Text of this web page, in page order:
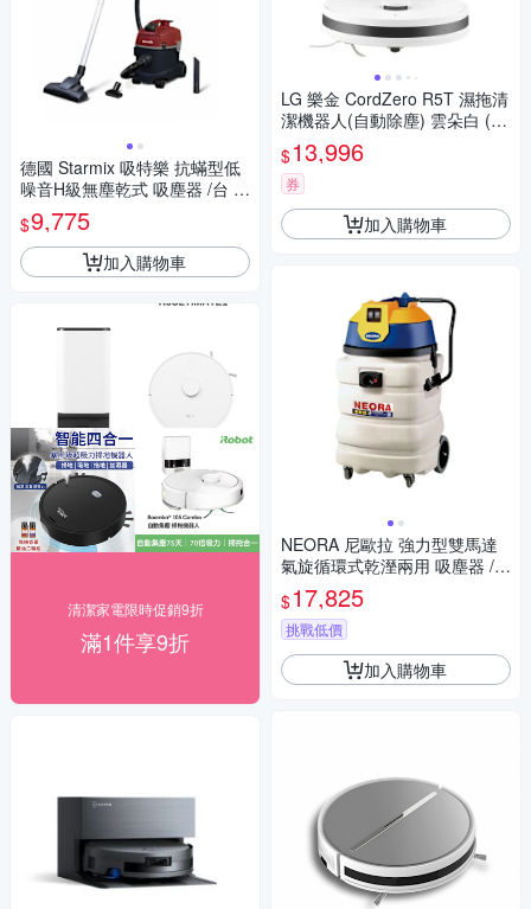
德國 Starmix 吸特樂 抗蟎型低
噪音H級無塵乾式 吸塵器 /台 T
SC-1214 HEPA
$9,775
加入購物車
清潔家電限時促銷9折
滿1件享9折
LG 樂金 CordZero R5T 濕拖清
潔機器人(自動除塵) 雲朵白 ( R
5-ULTIMATE1)
$13,996
券
加入購物車
NEORA 尼歐拉 強力型雙馬達
氣旋循環式乾溼兩用 吸塵器 /台
AS-900
$17,825
挑戰低價
加入購物車